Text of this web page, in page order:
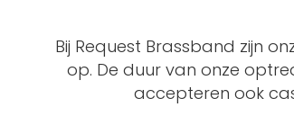
Bij Request Brassband zijn
op. De duur van onze
accepteren ook